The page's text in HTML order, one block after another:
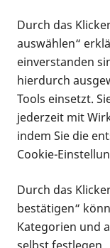
Infomaterial
Vorlesen
Alle
Formaten an
Durch das
auswählen“
einverstanden
hierdurch
Tools einsetzt.
jederzeit mit
indem Sie die
Cookie-
Durch das
bestätigen“
Kategorien und